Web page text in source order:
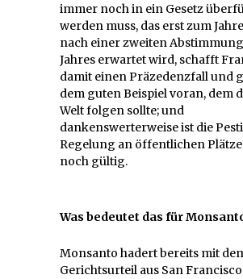
immer noch in ein Gesetz
werden muss, das erst zum
nach einer zweiten
Jahres erwartet wird, schafft
damit einen Präzedenzfall und
dem guten Beispiel voran, dem
Welt folgen sollte; und
dankenswerterweise ist die
Regelung an öffentlichen
noch gültig.
Was bedeutet das für
Monsanto hadert bereits mit
Gerichtsurteil aus San